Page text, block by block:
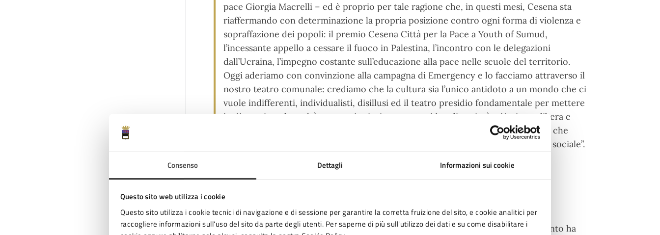
Consenso Dettagli Informazioni sui cookie
Questo sito web utilizza i cookie
Questo sito utilizza i cookie tecnici di navigazione e di sessione per garantire la corretta fruizione del sito, e cookie analitici per
raccogliere informazioni sull'uso del sito da parte degli utenti. Per saperne di più sull'utilizzo dei dati e su come disabilitare i
pace Giorgia Macrelli – ed è proprio per tale ragione che, in questi mesi, Cesena sta
riaffermando con determinazione la propria posizione contro ogni forma di violenza e
sopraffazione dei popoli: il premio Cesena Città per la Pace a Youth of Sumud,
l’incessante appello a cessare il fuoco in Palestina, l’incontro con le delegazioni
dall’Ucraina, l’impegno costante sull’educazione alla pace nelle scuole del territorio.
Oggi aderiamo con convinzione alla campagna di Emergency e lo facciamo attraverso il
nostro teatro comunale: crediamo che la cultura sia l’unico antidoto a un mondo che ci
vuole indifferenti, individualisti, disillusi ed il teatro presidio fondamentale per mettere
in discussione la realtà e costruire insieme nuove idee di società, più giusta, libera e
pacifista. Cesena continua in questa direzione, ostinata e contraria alle atrocità che
vediamo ogni giorno, per promuovere una cultura di pace basata sulla giustizia sociale”.
Il gruppo EMERGENCY di Forlì-Cesena ha ottenuto, sul territorio, l’adesione alla
campagna R1PUD1A da parte dei seguenti Comuni: Bertinoro, Cesena, Cesenatico,
Forlimpopoli, Gambettola, Mercato Saraceno, Montiano, Santa Sofia e Cervia. Intanto ha